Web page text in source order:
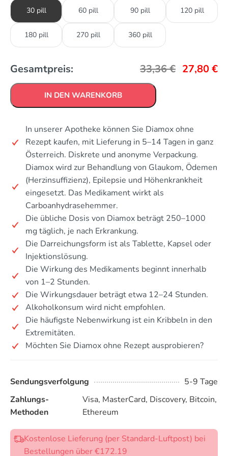
30 pill 60 pill 90 pill 120 pill
180 pill 270 pill 360 pill
Gesamtpreis: 33,36€ 27,80€
IN DEN WARENKORB
In unserer Apotheke können Sie Diamox ohne
Rezept kaufen, mit Lieferung in 5–14 Tagen in ganz
Österreich. Diskrete und anonyme Verpackung.
Diamox wird zur Behandlung von Glaukom, Ödemen
(Herzinsuffizienz), Epilepsie und Höhenkrankheit
eingesetzt. Das Medikament wirkt als
Carboanhydrasehemmer.
Die übliche Dosis von Diamox beträgt 250–1000
mg täglich, je nach Erkrankung.
Die Darreichungsform ist als Tablette, Kapsel oder
Injektionslösung.
Die Wirkung des Medikaments beginnt innerhalb
von 1–2 Stunden.
Die Wirkungsdauer beträgt etwa 12–24 Stunden.
Alkoholkonsum wird nicht empfohlen.
Die häufigste Nebenwirkung ist ein Kribbeln in den
Extremitäten.
Möchten Sie Diamox ohne Rezept ausprobieren?
Sendungsverfolgung
5-9 Tage
Zahlungs-
Methoden
Visa, MasterCard, Discovery, Bitcoin,
Ethereum
Kostenlose Lieferung (per Standard-Luftpost) bei
Bestellungen über €172.19